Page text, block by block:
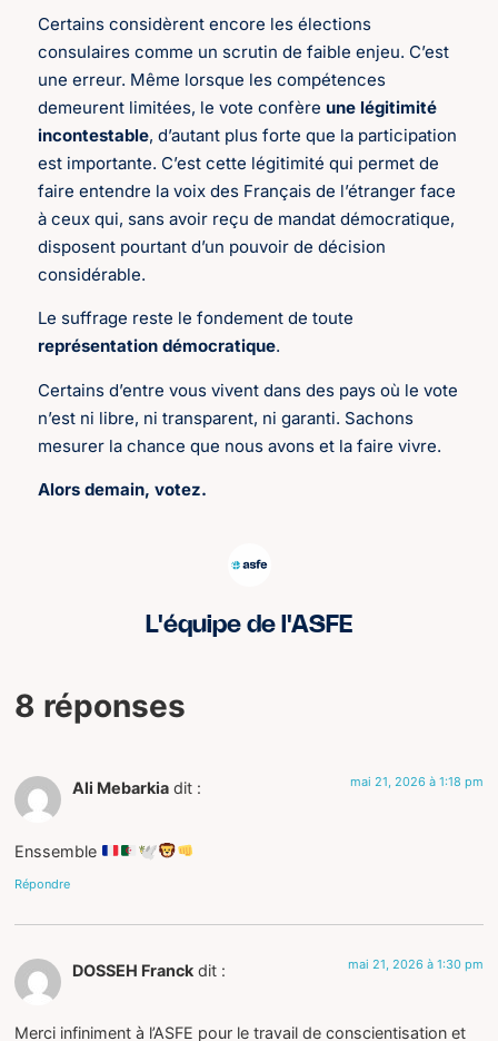
Certains considèrent encore les élections
consulaires comme un scrutin de faible enjeu. C’est
une erreur. Même lorsque les compétences
demeurent limitées, le vote confère une légitimité
incontestable, d’autant plus forte que la participation
est importante. C’est cette légitimité qui permet de
faire entendre la voix des Français de l’étranger face
à ceux qui, sans avoir reçu de mandat démocratique,
disposent pourtant d’un pouvoir de décision
considérable.
Le suffrage reste le fondement de toute
représentation démocratique.
Certains d’entre vous vivent dans des pays où le vote
n’est ni libre, ni transparent, ni garanti. Sachons
mesurer la chance que nous avons et la faire vivre.
Alors demain, votez.
L'équipe de l'ASFE
8 réponses
Ali Mebarkia dit : mai 21, 2026 à 1:18 pm
Enssemble 🕊
Répondre
DOSSEH Franck dit : mai 21, 2026 à 1:30 pm
Merci infiniment à l’ASFE pour le travail de conscientisation et